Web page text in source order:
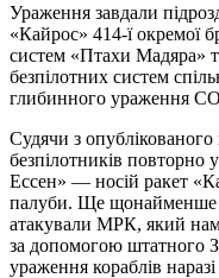
Ураження завдали
«Кайрос» 414-ї окремої
систем «Птахи Мадяра»
безпілотних систем
глибинного ураження
Судячи з
безпілотників повторно
Ессен» — носій ракет
палуби. Ще щонайменше
атакували МРК, який
за допомогою штатного
ураження кораблів